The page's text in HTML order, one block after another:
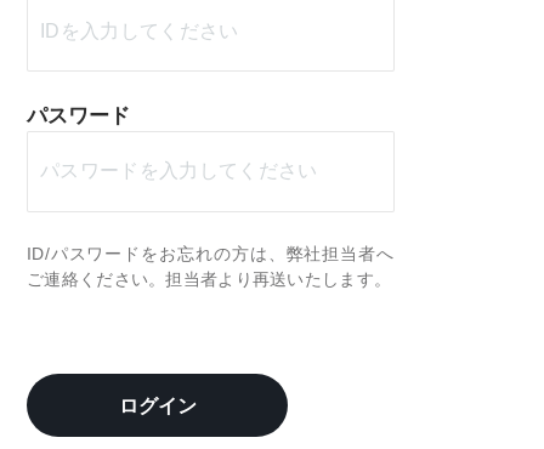
パスワード
ID/パスワードをお忘れの方は、弊社担当者へ
ご連絡ください。担当者より再送いたします。